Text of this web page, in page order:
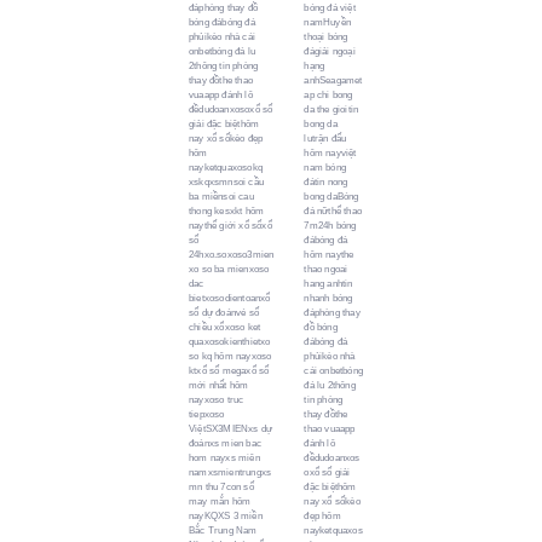
đáphòng thay đồ
bóng đábóng đá
phủikèo nhà cái
onbetbóng đá lu
2thông tin phòng
thay đồthe thao
vuaapp đánh lô
đềdudoanxosoxổ số
giải đặc biệthôm
nay xổ sốkèo đẹp
hôm
nayketquaxosokq
xskqxsmnsoi cầu
ba miềnsoi cau
thong kesxkt hôm
naythế giới xổ sốxổ
số
24hxo.soxoso3mien
xo so ba mienxoso
dac
bietxosodientoanxổ
số dự đoánvé số
chiều xổxoso ket
quaxosokienthietxo
so kq hôm nayxoso
ktxổ số megaxổ số
mới nhất hôm
nayxoso truc
tiepxoso
ViệtSX3MIENxs dự
đoánxs mien bac
hom nayxs miên
namxsmientrungxs
mn thu 7con số
may mắn hôm
nayKQXS 3 miền
Bắc Trung Nam
bóng đá việt
namHuyền
thoại bóng
đágiải ngoại
hạng
anhSeagamet
ap chi bong
da the gioitin
bong da
lutrận đấu
hôm nayviệt
nam bóng
đátin nong
bong daBóng
đá nữthể thao
7m24h bóng
đábóng đá
hôm naythe
thao ngoai
hang anhtin
nhanh bóng
đáphòng thay
đồ bóng
đábóng đá
phủikèo nhà
cái onbetbóng
đá lu 2thông
tin phòng
thay đồthe
thao vuaapp
đánh lô
đềdudoanxos
oxổ số giải
đặc biệthôm
nay xổ sốkèo
đẹp hôm
nayketquaxos